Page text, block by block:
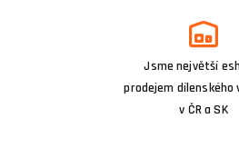
Jsme největší
prodejem dílenského
v ČR a SK